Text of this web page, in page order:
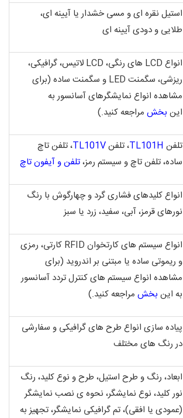
استیل نقره ای و مسی خشدار یا آیینه ای،
طلایی و دودی آیینه ای
انواع LCD های رنگی، LCD لاتیس، گرافیکی،
ریزشی، سگمنت LED و سگمنت ساده (برای
مشاهده انواع نمایشگرهای آسانسور به
این بخش مراجعه کنید.)
تلفن TL101H، تلفنTL101V، تلفن تاچ
ساده، تلفن تاچ و سیستم رمز،تلفن و آیفون تاچ
انواع کلیدهای فشاری گرد و چهارگوش با رنگ
نورهای قرمز، آبی، سفید، زرد یا سبز
انواع سیستم های کارتخوان RFID کارتی، رمزی
و ریموتی ساده یا مبتنی بر اندروید (برای
مشاهده انواع سیستم های کنترل تردد آسانسور
به این بخش مراجعه کنید.)
پیاده سازی انواع طرح های گرافیکی و سفارشی
در رنگ های مختلف
ابعاد، رنگ و طرح استیل، طرح و نوع کلید، رنگ
نور کلید، نوع نمایشگر، نحوه ی نصب نمایشگر
(عمودی یا افقی)، تم گرافیکی نمایشگر، تجهیز به